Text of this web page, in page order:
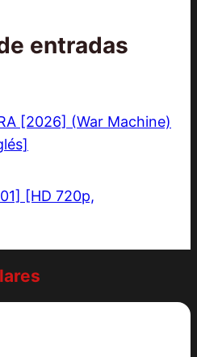
entradas
[2026] (War Machine)
[HD 720p,